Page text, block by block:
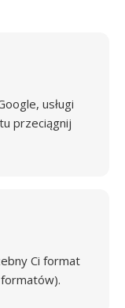
usługi
przeciągnij
Ci format